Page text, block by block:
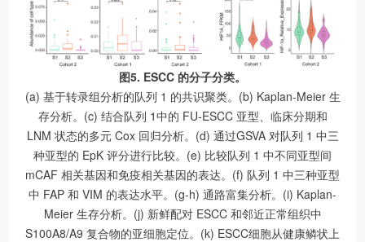
图5. ESCC 的分子分类。
(a) 基于转录组分析的队列 1 的共识聚类。(b) Kaplan-Meier 生
存分析。(c) 结合队列 1中的 FU-ESCC 亚型、临床分期和
LNM 状态的多元 Cox 回归分析。(d) 通过GSVA 对队列 1 中三
种亚型的 EpK 评分进行比较。(e) 比较队列 1 中不同亚型间
mCAF 相关基因和免疫相关基因的表达。(f) 队列 1 中三种亚型
中 FAP 和 VIM 的表达水平。(g-h) 通路富集分析。(i) Kaplan-
Meier 生存分析。(j) 新鲜配对 ESCC 和邻近正常组织中
S100A8/A9 复合物的亚细胞定位。(k) ESCC细胞从健康鳞状上